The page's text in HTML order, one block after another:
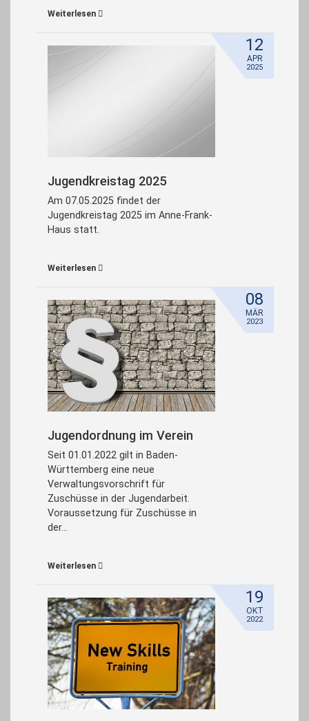
Weiterlesen
Jugendkreistag 2025
Am 07.05.2025 findet der
Jugendkreistag 2025 im Anne-Frank-
Haus statt.
Weiterlesen
12
APR
2025
Jugendordnung im Verein
Seit 01.01.2022 gilt in Baden-
Württemberg eine neue
Verwaltungsvorschrift für
Zuschüsse in der Jugendarbeit.
Voraussetzung für Zuschüsse in
der…
Weiterlesen
08
MÄR
2023
19
OKT
2022